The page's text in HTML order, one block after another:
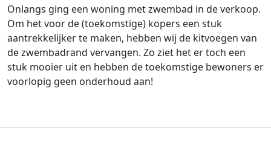
Onlangs ging een woning met zwembad in de verkoop.
Om het voor de (toekomstige) kopers een stuk
aantrekkelijker te maken, hebben wij de kitvoegen van
de zwembadrand vervangen. Zo ziet het er toch een
stuk mooier uit en hebben de toekomstige bewoners er
voorlopig geen onderhoud aan!